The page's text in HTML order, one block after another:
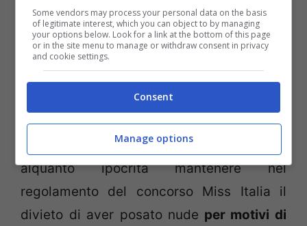
pose di nudo, o comunque sconvenienti”.
Proprio in merito a questo articolo del
regolamento, i giorni scorsi il casting
director e scopritore di nuovi talenti,
Luciano Silighini Garagnani, aveva detto
la sua in una nota: “Reputo anacronistico e
alquanto ipocrita mantenere nel
regolamento del concorso Miss Italia il
divieto di aver posato nude per motivi di
Some vendors may process your personal data on the basis
of legitimate interest, which you can object to by managing
your options below. Look for a link at the bottom of this page
or in the site menu to manage or withdraw consent in privacy
and cookie settings.
Consent
Manage options